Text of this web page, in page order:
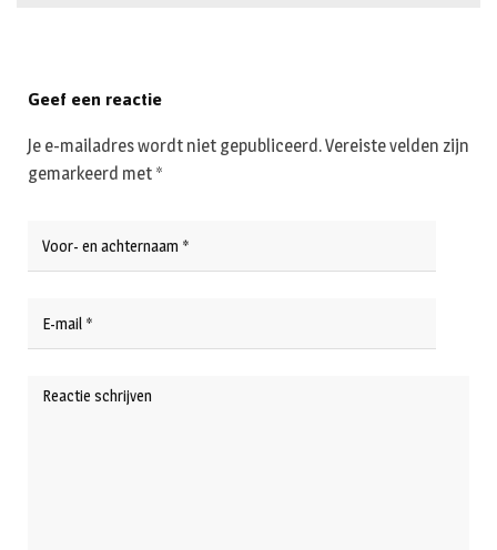
Geef een reactie
Je e-mailadres wordt niet gepubliceerd.Vereiste velden zijn
gemarkeerd met *